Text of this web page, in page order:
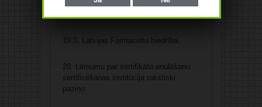
19.3. Latvijas Farmaceitu biedrība.
20. Lēmumu par sertifikāta anulēšanu
sertificēšanas institūcija rakstiski
paziņo: